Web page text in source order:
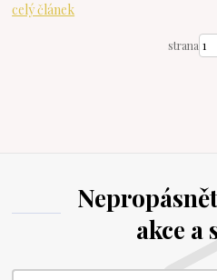
celý článek
strana
akce a